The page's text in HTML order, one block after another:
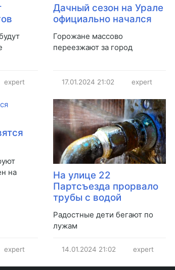
expert
Дачный сезон на Урале
официально начался
Горожане массово
переезжают за город
17.01.2024 21:02 expert
на
expert
На улице 22
Партсъезда прорвало
трубы с водой
Радостные дети бегают по
лужам
14.01.2024 21:02 expert